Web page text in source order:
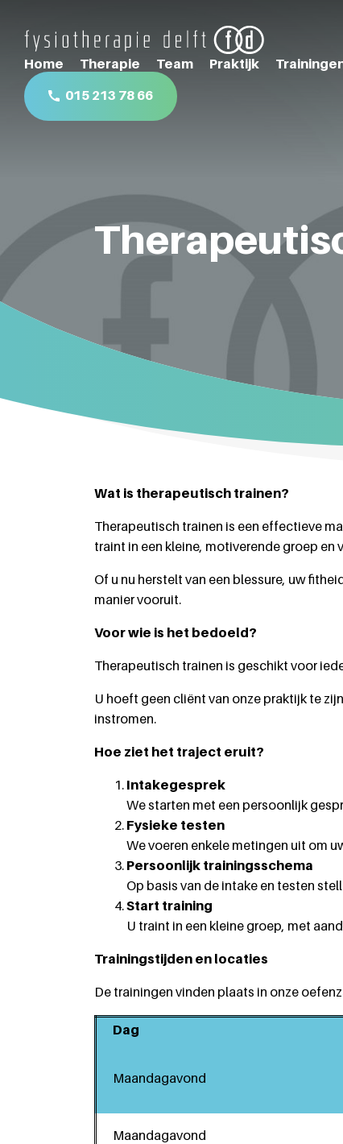
Home Therapie Team Praktijk
015 213 78 66
Wat is therapeutisch trainen?
Therapeutisch trainen is een effectieve
traint in een kleine, motiverende groep
Of u nu herstelt van een blessure, uw
manier vooruit.
Voor wie is het bedoeld?
Therapeutisch trainen is geschikt voor
U hoeft geen cliënt van onze praktijk te
instromen.
Hoe ziet het traject eruit?
Intakegesprek
We starten met een persoonlijk
Fysieke testen
We voeren enkele metingen uit om
Persoonlijk trainingsschema
Op basis van de intake en testen
Start training
U traint in een kleine groep, met
Trainingstijden en locaties
De trainingen vinden plaats in onze
Dag
Maandagavond
Maandagavond